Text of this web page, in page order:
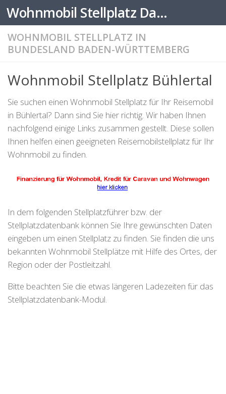
Zum Inhalt springen Wohnmobil Stellplatz Datenbank
WOHNMOBIL STELLPLATZ IN
BUNDESLAND BADEN-WÜRTTEMBERG
Wohnmobil Stellplatz Bühlertal
Sie suchen einen Wohnmobil Stellplatz für Ihr Reisemobil
in Bühlertal? Dann sind Sie hier richtig. Wir haben Ihnen
nachfolgend einige Links zusammen gestellt. Diese sollen
Ihnen helfen einen geeigneten Reisemobilstellplatz für Ihr
Wohnmobil zu finden.
In dem folgenden Stellplatzführer bzw. der
Stellplatzdatenbank können Sie Ihre gewünschten Daten
eingeben um einen Stellplatz zu finden. Sie finden die uns
bekannten Wohnmobil Stellplätze mit Hilfe des Ortes, der
Region oder der Postleitzahl.
Bitte beachten Sie die etwas längeren Ladezeiten für das
Stellplatzdatenbank-Modul.